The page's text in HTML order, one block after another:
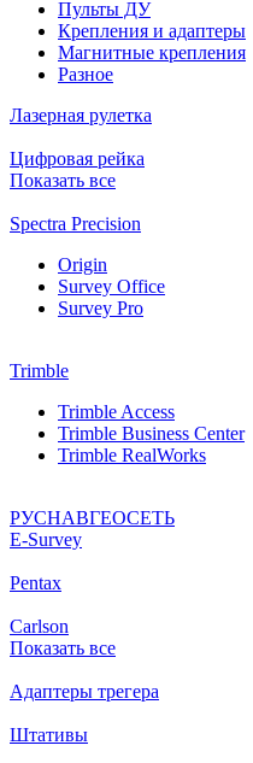
Пульты ДУ
Крепления и адаптеры
Магнитные крепления
Разное
Лазерная рулетка
Цифровая рейка
Показать все
Spectra Precision
Origin
Survey Office
Survey Pro
Trimble
Trimble Access
Trimble Business Center
Trimble RealWorks
РУСНАВГЕОСЕТЬ
Е-Survey
Pentax
Carlson
Показать все
Адаптеры трегера
Штативы